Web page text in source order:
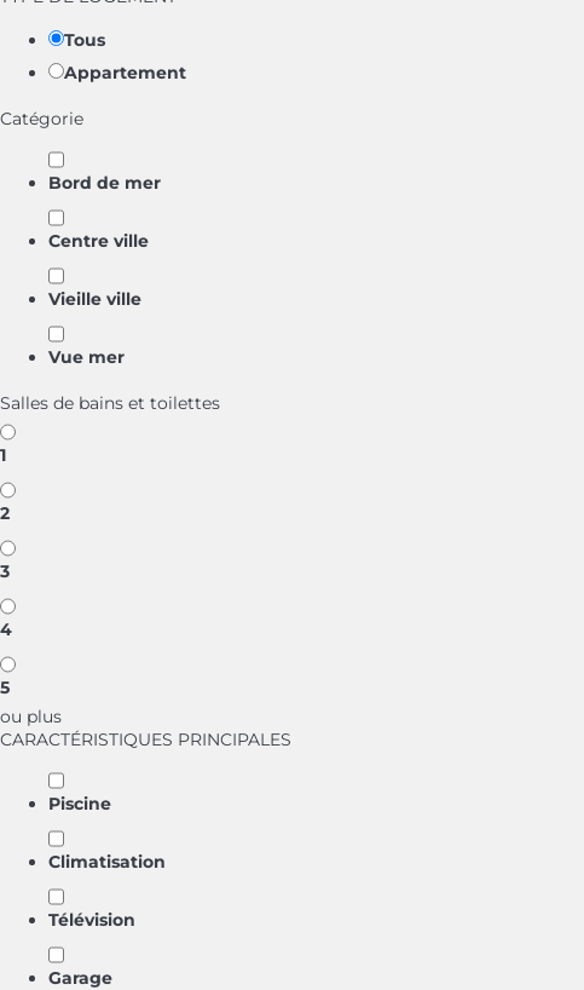
Tous
Appartement
Catégorie
Bord de mer
Centre ville
Vieille ville
Vue mer
Salles de bains et toilettes
1
2
3
4
5
ou plus
CARACTÉRISTIQUES PRINCIPALES
Piscine
Climatisation
Télévision
Garage